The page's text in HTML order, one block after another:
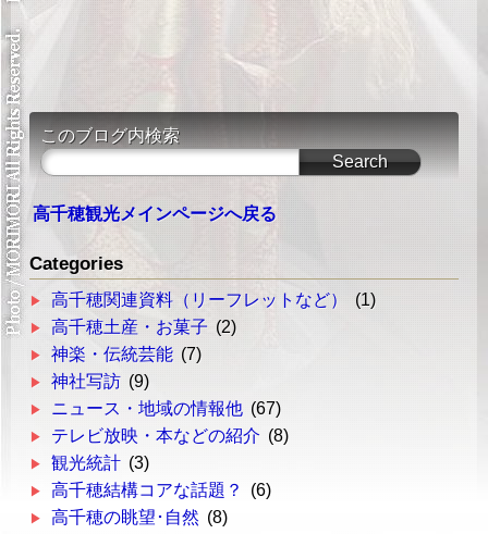
このブログ内検索
高千穂観光メインページへ戻る
Categories
高千穂関連資料（リーフレットなど）
(1)
高千穂土産・お菓子 (2)
神楽・伝統芸能 (7)
神社写訪 (9)
ニュース・地域の情報他 (67)
テレビ放映・本などの紹介 (8)
観光統計 (3)
高千穂結構コアな話題？
(6)
高千穂の眺望･自然 (8)